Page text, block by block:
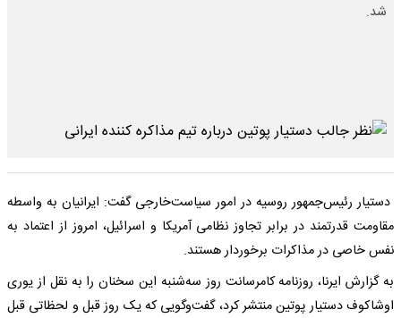
شد.
دستیار رئیس‌جمهور روسیه در امور سیاست‌خارجی گفت: ایرانیان به واسطه
مقاومت قدرتمند در برابر تجاوز نظامی آمریکا و اسرائیل، امروز از اعتماد به
نفس خاصی در مذاکرات برخوردار هستند.
به گزارش ایرنا، روزنامه کامرسانت روز سه‌شنبه این سخنان را به نقل از یوری
اوشاکوف دستیار پوتین منتشر کرد، گفت‌وگویی که یک روز قبل و لحظاتی قبل